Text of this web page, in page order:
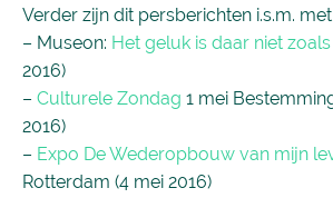
Verder zijn dit persberichten i.s.m.
– Museon: Het geluk is daar niet
2016)
– Culturele Zondag 1 mei
2016)
– Expo De Wederopbouw van mijn
Rotterdam (4 mei 2016)